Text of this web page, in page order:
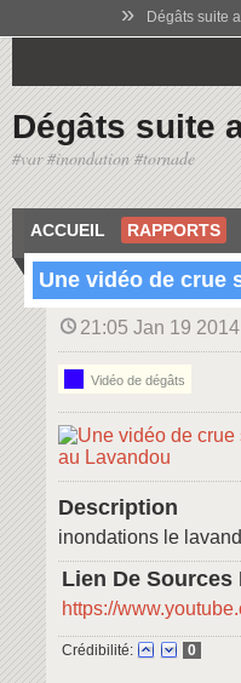
» Dégâts suite
Dégâts suite
#var #inondation #tornade
ACCUEIL RAPPORTS
Une vidéo de crue
21:05 Jan 19 2014
Vidéo de dégâts
Description
inondations le
Lien De Sources
https://
Crédibilité: 0